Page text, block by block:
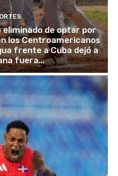
eliminado de optar por
los Centroamericanos
frente a Cuba dejó a
fuera...